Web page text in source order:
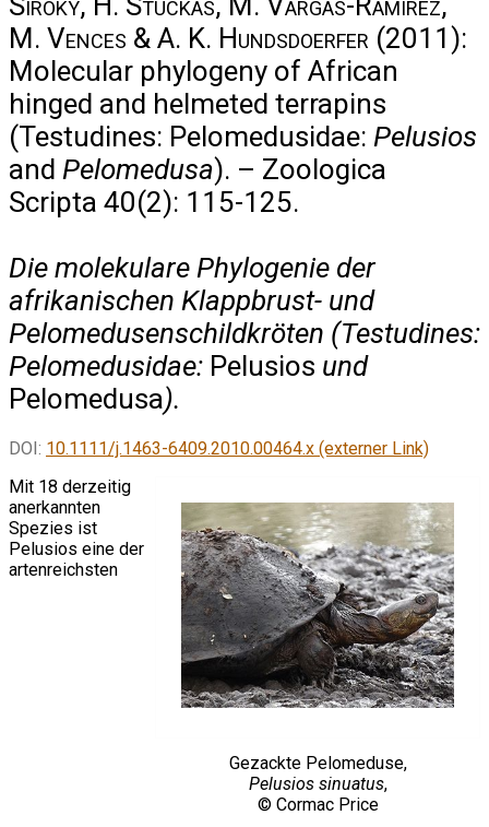
M. Vences & A. K. Hundsdoerfer (2011):
Molecular phylogeny of African
hinged and helmeted terrapins
(Testudines: Pelomedusidae: Pelusios
and Pelomedusa). – Zoologica
Scripta 40(2): 115-125.
Die molekulare Phylogenie der
afrikanischen Klappbrust- und
Pelomedusenschildkröten (Testudines:
Pelomedusidae: Pelusios und
Pelomedusa).
DOI: 10.1111/j.1463-6409.2010.00464.x (externer Link)
Gezackte Pelomeduse,
Pelusios sinuatus,
© Cormac Price
Mit 18 derzeitig
anerkannten
Spezies ist
Pelusios eine der
artenreichsten